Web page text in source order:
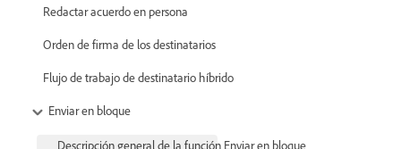
Redactar acuerdo en persona
Orden de firma de los destinatarios
Flujo de trabajo de destinatario híbrido
Enviar en bloque
Descripción general de la función Enviar en bloque